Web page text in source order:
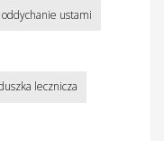
oddychanie ustami
lecznicza